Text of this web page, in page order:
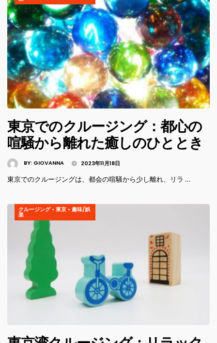
東京でのクルージング：都心の
喧騒から離れた癒しのひととき
BY: GIOVANNA 2023年11月18日
東京でのクルージングは、都会の喧騒から少し離れ、リラ …
クルージング• 東京 • 趣味/娯
楽